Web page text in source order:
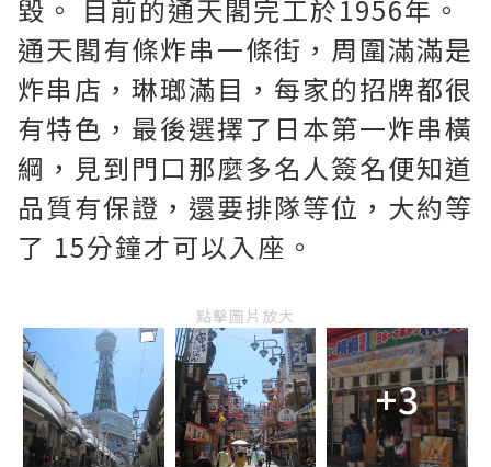
毀。 目前的通天閣完工於1956年。
通天閣有條炸串一條街，周圍滿滿是
炸串店，琳瑯滿目，每家的招牌都很
有特色，最後選擇了日本第一炸串橫
綱，見到門口那麼多名人簽名便知道
品質有保證，還要排隊等位，大約等
了 15分鐘才可以入座。
點擊圖片放大
+3